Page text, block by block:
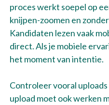
proces werkt soepel op
knijpen-zoomen en
Kandidaten lezen vaak
direct. Als je mobiele
het moment van intentie.
Controleer vooral
upload moet ook werken